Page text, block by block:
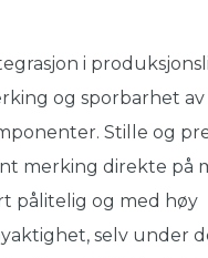
i
og sporbarhet av
Stille og
merking direkte på
pålitelig og med høy
selv under